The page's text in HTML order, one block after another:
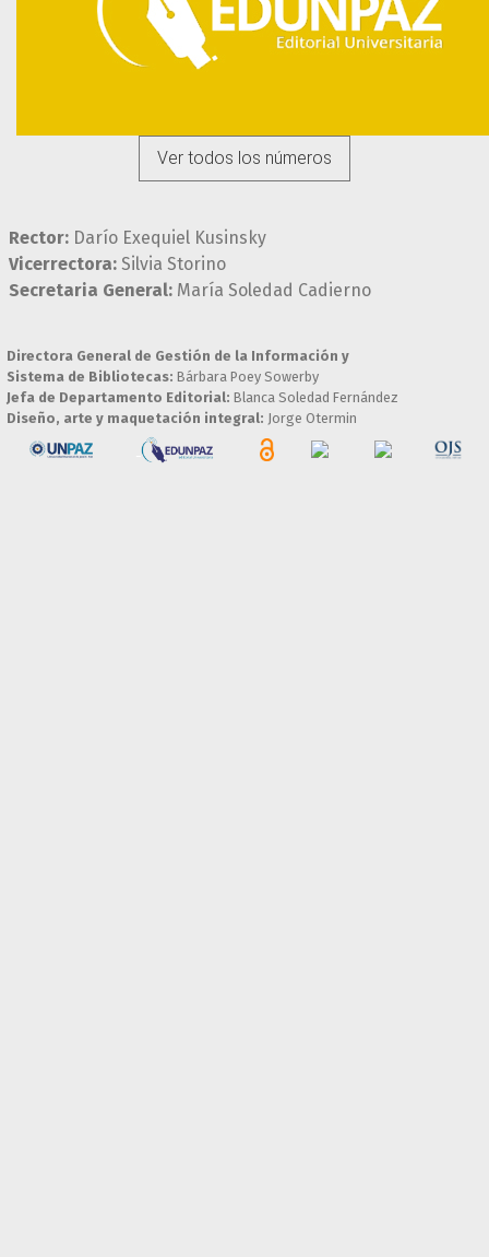
Ver todos los números
Rector: Darío Exequiel Kusinsky
Vicerrectora: Silvia Storino
Secretaria General: María Soledad Cadierno
Directora General de Gestión de la Información y
Sistema de Bibliotecas: Bárbara Poey Sowerby
Jefa de Departamento Editorial: Blanca Soledad Fernández
Diseño, arte y maquetación integral: Jorge Otermin